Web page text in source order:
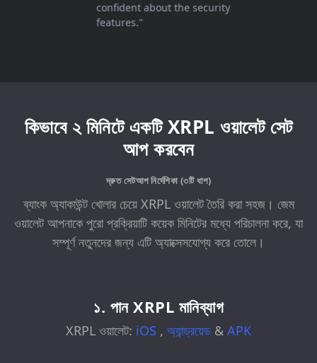
confident about the security
features."
কিভাবে ২ মিনিটে একটি XRPL ওয়ালেট সেট
আপ করবেন
দ্রুত সেটআপ নির্দেশিকা (৩টি ধাপ)
ব্যাংক অ্যাকাউন্ট খোলার চেয়ে XRPL ওয়ালেট তৈরি করা সহজ। জেম
ওয়ালেট আপনাকে পুরো প্রক্রিয়াটি কয়েক মিনিটের মধ্যে পরিচালনা করে, যা
সম্পূর্ণ নতুনদের জন্য এটি অ্যাক্সেসযোগ্য করে তোলে।
১. পান XRPL মানিব্যাগ
XRPL ওয়ালেট: iOS , অ্যান্ড্রয়েড & APK